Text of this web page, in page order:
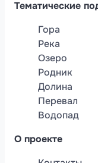
Тематические
Гора
Река
Озеро
Родник
Долина
Перевал
Водопад
О проекте